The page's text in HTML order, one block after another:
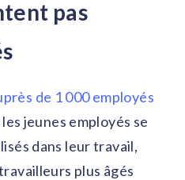
pas
de 1 000 employés
jeunes employés se
dans leur travail,
plus âgés